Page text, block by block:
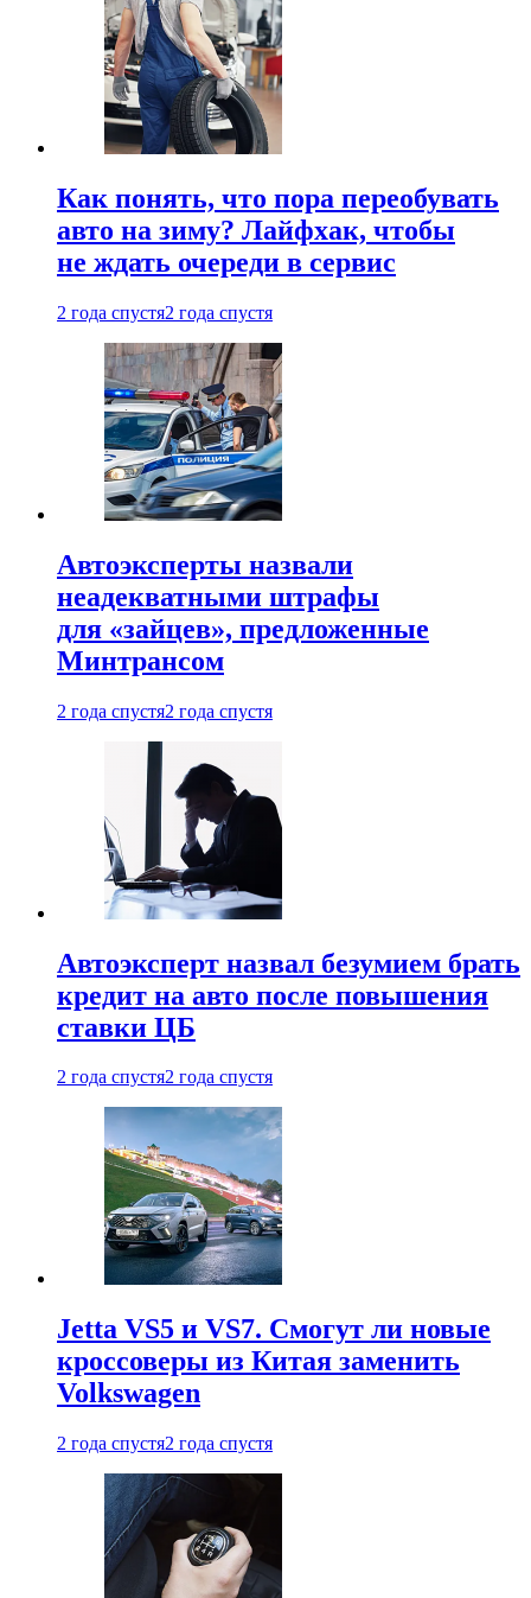
Как понять, что пора переобувать
авто на зиму? Лайфхак, чтобы
не ждать очереди в сервис
2 года спустя2 года спустя
Автоэксперты назвали
неадекватными штрафы
для «зайцев», предложенные
Минтрансом
2 года спустя2 года спустя
Автоэксперт назвал безумием брать
кредит на авто после повышения
ставки ЦБ
2 года спустя2 года спустя
Jetta VS5 и VS7. Смогут ли новые
кроссоверы из Китая заменить
Volkswagen
2 года спустя2 года спустя